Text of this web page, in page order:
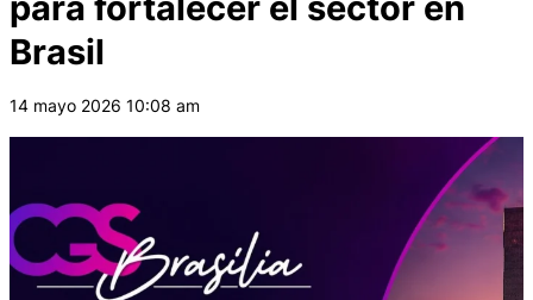
Brasil
14 mayo 2026 10:08 am